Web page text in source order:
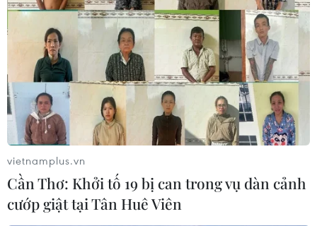
Ngoại trưởng Mỹ Mike Pompeo cho biết các nhóm công
tác của hai bên sẽ tiếp tục gặp nhau trong những tuần
tới, đồng thời nhấn mạnh: "Tôi ước chúng tôi có thể tiến
xa hơn nữa song tôi vẫn lạc quan."
vietnamplus.vn
Cần Thơ: Khởi tố 19 bị can trong vụ dàn cảnh
cướp giật tại Tân Huê Viên